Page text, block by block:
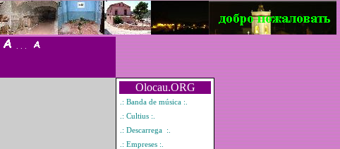
Olocau.ORG
.: Banda de música :.
.: Cultius :.
.: Descarrega :.
.: Empreses :.